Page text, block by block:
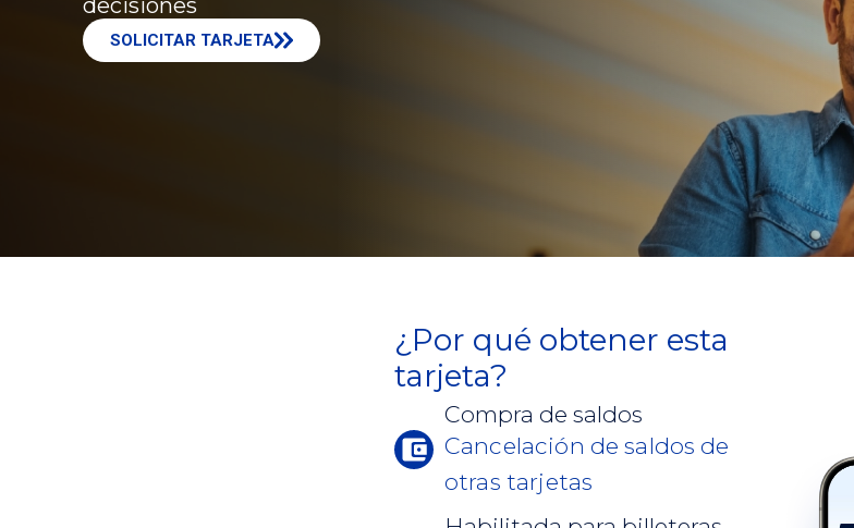
SOLICITAR TARJETA
¿Por qué obtener esta
tarjeta?
Compra de saldos
Cancelación de saldos de
otras tarjetas